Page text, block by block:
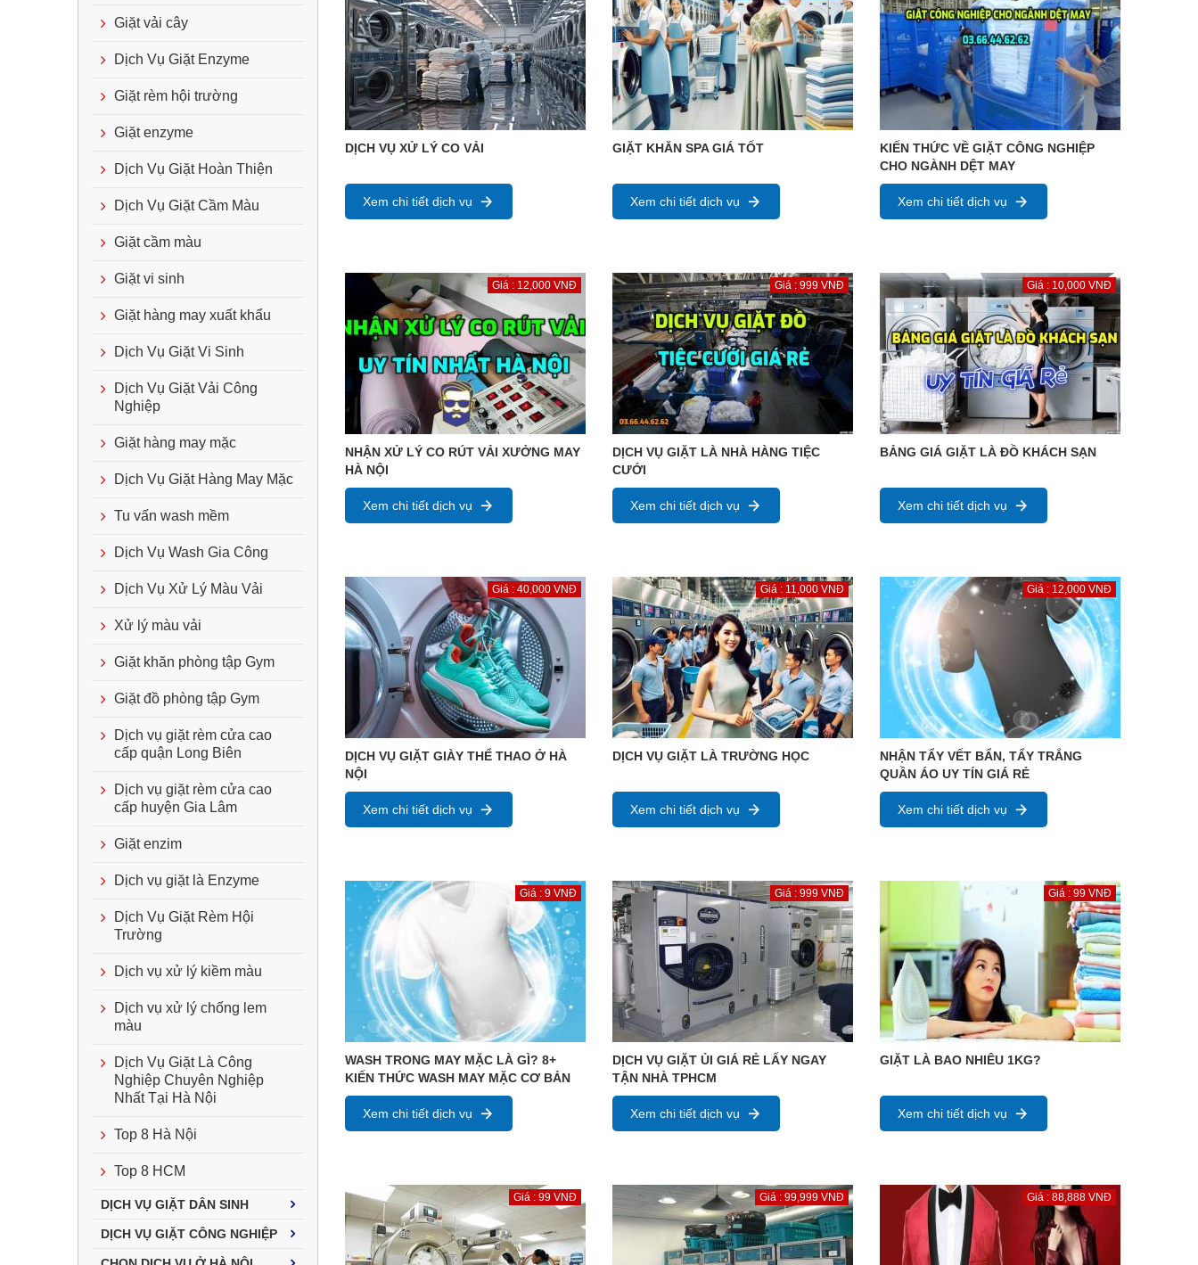
DỊCH VỤ XỬ LÝ CO VẢI
Xem chi tiết dịch vụ
GIẶT KHĂN SPA GIÁ TỐT
Xem chi tiết dịch vụ
KIẾN THỨC VỀ GIẶT CÔNG NGHIỆP
CHO NGÀNH DỆT MAY
Xem chi tiết dịch vụ
Giá : 12,000 VNĐ
NHẬN XỬ LÝ CO RÚT VẢI XƯỞNG MAY
HÀ NỘI
Xem chi tiết dịch vụ
Giá : 999 VNĐ
DỊCH VỤ GIẶT LÀ NHÀ HÀNG TIỆC
CƯỚI
Xem chi tiết dịch vụ
Giá : 10,000 VNĐ
BẢNG GIÁ GIẶT LÀ ĐỒ KHÁCH SẠN
Xem chi tiết dịch vụ
Giá : 40,000 VNĐ
DỊCH VỤ GIẶT GIÀY THỂ THAO Ở HÀ
NỘI
Xem chi tiết dịch vụ
Giá : 11,000 VNĐ
DỊCH VỤ GIẶT LÀ TRƯỜNG HỌC
Xem chi tiết dịch vụ
Giá : 12,000 VNĐ
NHẬN TẨY VẾT BẨN, TẨY TRẮNG
QUẦN ÁO UY TÍN GIÁ RẺ
Xem chi tiết dịch vụ
Giá : 9 VNĐ
WASH TRONG MAY MẶC LÀ GÌ? 8+
KIẾN THỨC WASH MAY MẶC CƠ BẢN
Xem chi tiết dịch vụ
Giá : 999 VNĐ
DỊCH VỤ GIẶT ỦI GIÁ RẺ LẤY NGAY
TẬN NHÀ TPHCM
Xem chi tiết dịch vụ
Giá : 99 VNĐ
GIẶT LÀ BAO NHIÊU 1KG?
Xem chi tiết dịch vụ
Giá : 99 VNĐ Giá : 99,999 VNĐ Giá : 88,888 VNĐ
Giặt vải cây
Dịch Vụ Giặt Enzyme
Giặt rèm hội trường
Giặt enzyme
Dịch Vụ Giặt Hoàn Thiện
Dịch Vụ Giặt Cầm Màu
Giặt cầm màu
Giặt vi sinh
Giặt hàng may xuất khẩu
Dịch Vụ Giặt Vi Sinh
Dịch Vụ Giặt Vải Công
Nghiệp
Giặt hàng may mặc
Dịch Vụ Giặt Hàng May Mặc
Tu vấn wash mềm
Dịch Vụ Wash Gia Công
Dịch Vụ Xử Lý Màu Vải
Xử lý màu vải
Giặt khăn phòng tập Gym
Giặt đồ phòng tập Gym
Dịch vụ giặt rèm cửa cao
cấp quận Long Biên
Dịch vụ giặt rèm cửa cao
cấp huyện Gia Lâm
Giặt enzim
Dịch vụ giặt là Enzyme
Dịch Vụ Giặt Rèm Hội
Trường
Dịch vụ xử lý kiềm màu
Dịch vụ xử lý chống lem
màu
Dịch Vụ Giặt Là Công
Nghiệp Chuyên Nghiệp
Nhất Tại Hà Nội
Top 8 Hà Nội
Top 8 HCM
DỊCH VỤ GIẶT DÂN SINH
DỊCH VỤ GIẶT CÔNG NGHIỆP